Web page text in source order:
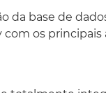
da base de
os principais